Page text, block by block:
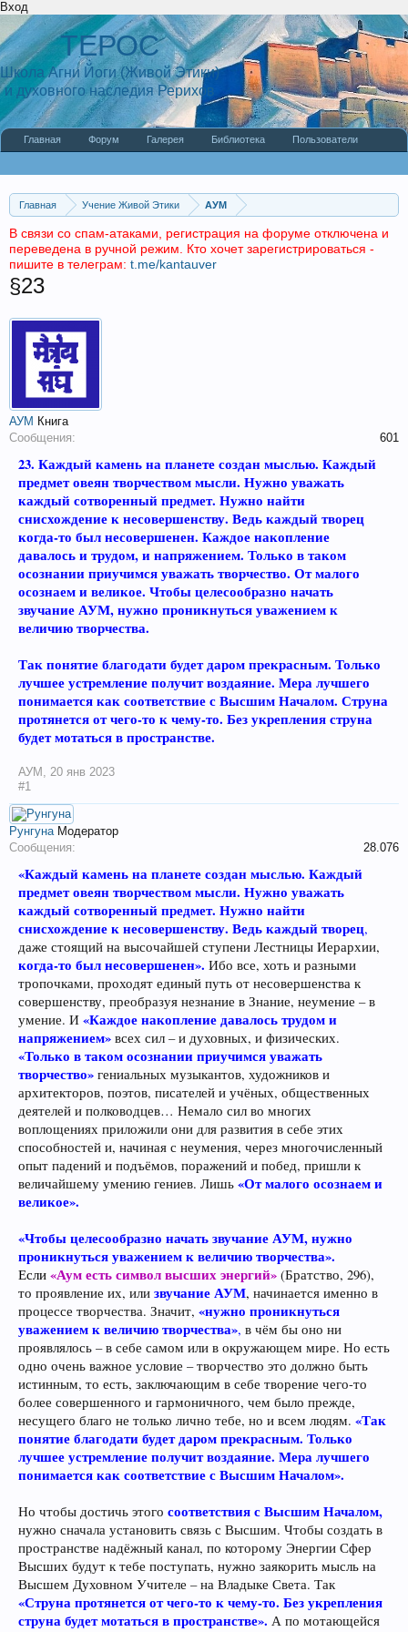
Вход
Главная Учение Живой Этики АУМ
В связи со спам-атаками, регистрация на форуме отключена и
переведена в ручной режим. Кто хочет зарегистрироваться -
пишите в телеграм: t.me/kantauver
§23
АУМ Книга
Сообщения:
601
23. Каждый камень на планете создан мыслью. Каждый
предмет овеян творчеством мысли. Нужно уважать
каждый сотворенный предмет. Нужно найти
снисхождение к несовершенству. Ведь каждый творец
когда-то был несовершенен. Каждое накопление
давалось и трудом, и напряжением. Только в таком
осознании приучимся уважать творчество. От малого
осознаем и великое. Чтобы целесообразно начать
звучание АУМ, нужно проникнуться уважением к
величию творчества.
Так понятие благодати будет даром прекрасным. Только
лучшее устремление получит воздаяние. Мера лучшего
понимается как соответствие с Высшим Началом. Струна
протянется от чего-то к чему-то. Без укрепления струна
будет мотаться в пространстве.
АУМ , 20 янв 2023
#1
Рунгуна Модератор
Сообщения:
28.076
«Каждый камень на планете создан мыслью. Каждый
предмет овеян творчеством мысли. Нужно уважать
каждый сотворенный предмет. Нужно найти
снисхождение к несовершенству. Ведь каждый творец,
даже стоящий на высочайшей ступени Лестницы Иерархии,
когда-то был несовершенен». Ибо все, хоть и разными
тропочками, проходят единый путь от несовершенства к
совершенству, преобразуя незнание в Знание, неумение – в
умение. И «Каждое накопление давалось трудом и
напряжением» всех сил – и духовных, и физических.
«Только в таком осознании приучимся уважать
творчество» гениальных музыкантов, художников и
архитекторов, поэтов, писателей и учёных, общественных
деятелей и полководцев… Немало сил во многих
воплощениях приложили они для развития в себе этих
способностей и, начиная с неумения, через многочисленный
опыт падений и подъёмов, поражений и побед, пришли к
величайшему умению гениев. Лишь «От малого осознаем и
великое».
«Чтобы целесообразно начать звучание АУМ, нужно
проникнуться уважением к величию творчества».
Если «Аум есть символ высших энергий» (Братство, 296),
то проявление их, или звучание АУМ, начинается именно в
процессе творчества. Значит, «нужно проникнуться
уважением к величию творчества», в чём бы оно ни
проявлялось – в себе самом или в окружающем мире. Но есть
одно очень важное условие – творчество это должно быть
истинным, то есть, заключающим в себе творение чего-то
более совершенного и гармоничного, чем было прежде,
несущего благо не только лично тебе, но и всем людям. «Так
понятие благодати будет даром прекрасным. Только
лучшее устремление получит воздаяние. Мера лучшего
понимается как соответствие с Высшим Началом».
Но чтобы достичь этого соответствия с Высшим Началом,
нужно сначала установить связь с Высшим. Чтобы создать в
пространстве надёжный канал, по которому Энергии Сфер
Высших будут к тебе поступать, нужно заякорить мысль на
Высшем Духовном Учителе – на Владыке Света. Так
«Струна протянется от чего-то к чему-то. Без укрепления
струна будет мотаться в пространстве». А по мотающейся
ТЕРОС
Школа Агни Йоги (Живой Этики)
и духовного наследия Рерихов
Главная Форум Галерея Библиотека Пользователи